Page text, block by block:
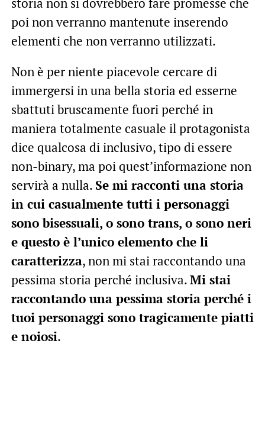
poi non verranno mantenute inserendo
elementi che non verranno utilizzati.
Non è per niente piacevole cercare di
immergersi in una bella storia ed esserne
sbattuti bruscamente fuori perché in
maniera totalmente casuale il protagonista
dice qualcosa di inclusivo, tipo di essere
non-binary, ma poi quest’informazione non
servirà a nulla. Se mi racconti una storia
in cui casualmente tutti i personaggi
sono bisessuali, o sono trans, o sono neri
e questo è l’unico elemento che li
caratterizza, non mi stai raccontando una
pessima storia perché inclusiva.Mi stai
raccontando una pessima storia perché i
tuoi personaggi sono tragicamente piatti
e noiosi.